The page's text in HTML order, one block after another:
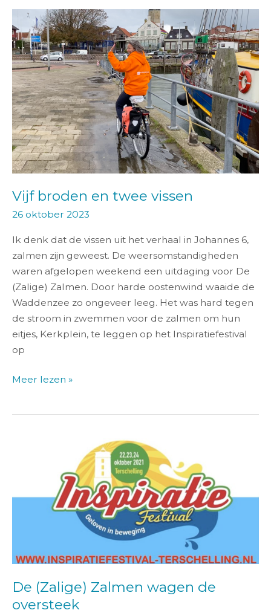
Vijf broden en twee vissen
26 oktober 2023
Ik denk dat de vissen uit het verhaal in Johannes 6,
zalmen zijn geweest. De weersomstandigheden
waren afgelopen weekend een uitdaging voor De
(Zalige) Zalmen. Door harde oostenwind waaide de
Waddenzee zo ongeveer leeg. Het was hard tegen
de stroom in zwemmen voor de zalmen om hun
eitjes, Kerkplein, te leggen op het Inspiratiefestival
op
broden
en
twee
vissen
Meer lezen »
De (Zalige) Zalmen wagen de
oversteek